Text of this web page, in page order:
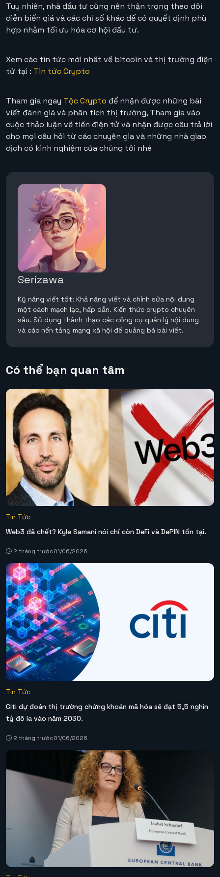
Tuy nhiên, nhà đầu tư cũng nên thận trọng theo dõi
diễn biến giá và các chỉ số khác để có quyết định phù
hợp nhằm tối ưu hóa cơ hội đầu tư.
Xem các tin tức mới nhất về bitcoin và thị trường điện
tử tại : Tin tức Crypto
Tham gia ngay Tộc Crypto để nhận được những bài
viết đánh giá và phân tích thị trường, Tham gia vào
cuộc thảo luận về tiền điện tử và nhận được câu trả lời
cho mọi câu hỏi từ các chuyên gia và những nhà giao
dịch có kinh nghiệm của chúng tôi nhé
Serizawa
Kỹ năng viết tốt: Khả năng viết và chỉnh sửa nội dung
một cách mạch lạc, hấp dẫn. Kiến thức crypto chuyên
sâu. Sử dụng thành thạo các công cụ quản lý nội dung
và các nền tảng mạng xã hội để quảng bá bài viết.
Có thể bạn quan tâm
Tin Tức
Web3 đã chết? Kyle Samani nói chỉ còn DeFi và DePIN tồn tại.
2 tháng trước01/06/2026
Tin Tức
Citi dự đoán thị trường chứng khoán mã hóa sẽ đạt 5,5 nghìn
tỷ đô la vào năm 2030.
2 tháng trước01/06/2026